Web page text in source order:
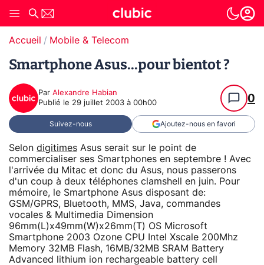
Accueil Mobile & Telecom
Smartphone Asus...pour bientot ?
Par Alexandre Habian
Publié le 29 juillet 2003 à 00h00 0
Suivez-nous Ajoutez-nous en favori
Selon digitimes Asus serait sur le point de
commercialiser ses Smartphones en septembre ! Avec
l'arrivée du Mitac et donc du Asus, nous passerons
d'un coup à deux téléphones clamshell en juin. Pour
mémoire, le Smartphone Asus disposant de:
GSM/GPRS, Bluetooth, MMS, Java, commandes
vocales & Multimedia Dimension
96mm(L)x49mm(W)x26mm(T) OS Microsoft
Smartphone 2003 Ozone CPU Intel Xscale 200Mhz
Memory 32MB Flash, 16MB/32MB SRAM Battery
Advanced lithium ion rechargeable battery cell